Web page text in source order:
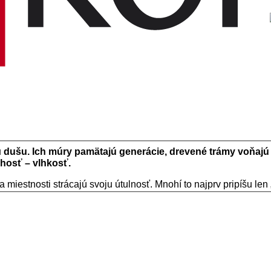
dušu. Ich múry pamätajú generácie, drevené trámy
hosť – vlhkosť.
strácajú svoju útulnosť. Mnohí to najprv pripíšu